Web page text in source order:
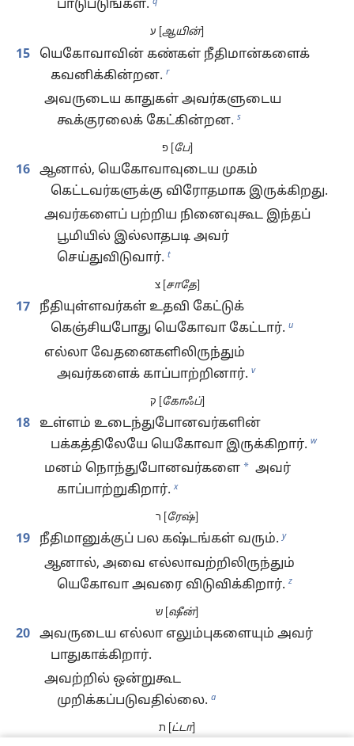
பாடுபடுங்கள்.
ஆயின்]
15
யெகோவாவின் கண்கள் நீதிமான்களைக்
கவனிக்கின்றன. r
அவருடைய காதுகள் அவர்களுடைய
கூக்குரலைக் கேட்கின்றன. s
פ [ பே]
16 ஆனால், யெகோவாவுடைய முகம்
கெட்டவர்களுக்கு விரோதமாக இருக்கிறது.
அவர்களைப் பற்றிய நினைவுகூட இந்தப்
பூமியில் இல்லாதபடி அவர்
செய்துவிடுவார். t
צ [ சாதே]
17
நீதியுள்ளவர்கள் உதவி கேட்டுக்
கெஞ்சியபோது யெகோவா கேட்டார். u
எல்லா வேதனைகளிலிருந்தும்
அவர்களைக் காப்பாற்றினார். v
கோஃப்]
18
உள்ளம் உடைந்துபோனவர்களின்
பக்கத்திலேயே யெகோவா இருக்கிறார். w
மனம் நொந்துபோனவர்களை * அவர்
காப்பாற்றுகிறார். x
ரேஷ்
19 நீதிமானுக்குப் பல கஷ்டங்கள் வரும். y
ஆனால், அவை எல்லாவற்றிலிருந்தும்
யெகோவா அவரை விடுவிக்கிறார். z
ஷீன்]
20 அவருடைய எல்லா எலும்புகளையும் அவர்
பாதுகாக்கிறார்.
அவற்றில் ஒன்றுகூட
முறிக்கப்படுவதில்லை. a
ட்டா]